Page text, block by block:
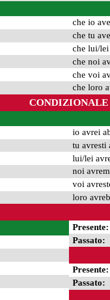
che io
che tu
che lui/lei
che noi
che voi
che loro
CONDIZIONALE
io avrei
tu avresti
lui/lei
noi
voi
loro
Presente:
Passato:
Presente:
Passato: